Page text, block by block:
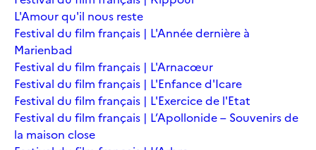
L'Amour qu'il nous reste
Festival du film français | L'Année dernière à
Marienbad
Festival du film français | L'Arnacœur
Festival du film français | L'Enfance d'Icare
Festival du film français | L'Exercice de l'Etat
Festival du film français | L’Apollonide – Souvenirs de
la maison close